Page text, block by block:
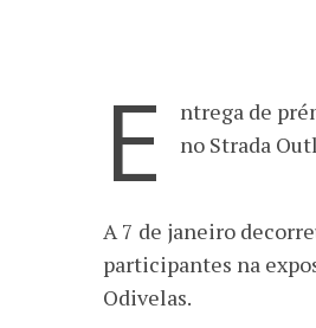
E
ntrega de
no Strada
A 7 de janeiro
participantes na
Odivelas.